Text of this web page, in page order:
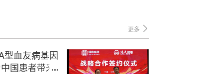
更多
型血友病基因
国患者带来